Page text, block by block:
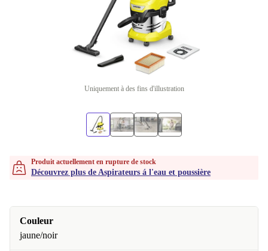
Uniquement à des fins d'illustration
Produit actuellement en rupture de stock
Découvrez plus de Aspirateurs á l'eau et poussière
Couleur
jaune/noir